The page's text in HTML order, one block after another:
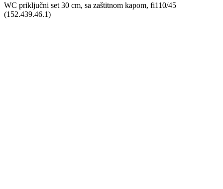
WC priključni set 30 cm, sa zaštitnom kapom, fi110/45
(152.439.46.1)